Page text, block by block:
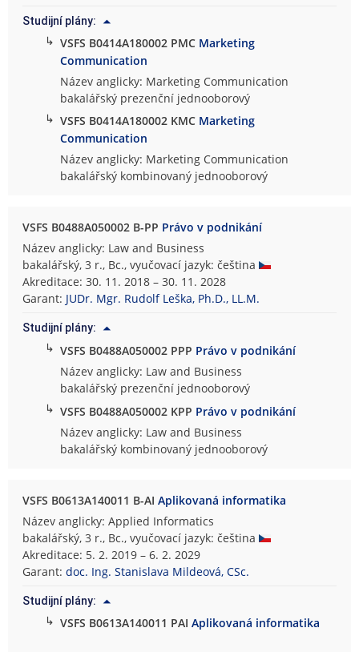
Studijní plány:
↳ VSFS B0414A180002 PMC Marketing
Communication
Název anglicky: Marketing Communication
bakalářský prezenční jednooborový
↳ VSFS B0414A180002 KMC Marketing
Communication
Název anglicky: Marketing Communication
bakalářský kombinovaný jednooborový
VSFS B0488A050002 B-PP Právo v podnikání
Název anglicky: Law and Business
bakalářský, 3 r., Bc., vyučovací jazyk: čeština
Akreditace: 30. 11. 2018 – 30. 11. 2028
Garant: JUDr. Mgr. Rudolf Leška, Ph.D., LL.M.
Studijní plány:
↳ VSFS B0488A050002 PPP Právo v podnikání
Název anglicky: Law and Business
bakalářský prezenční jednooborový
↳ VSFS B0488A050002 KPP Právo v podnikání
Název anglicky: Law and Business
bakalářský kombinovaný jednooborový
VSFS B0613A140011 B-AIAplikovaná informatika
Název anglicky: Applied Informatics
bakalářský, 3 r., Bc., vyučovací jazyk: čeština
Akreditace: 5. 2. 2019 – 6. 2. 2029
Garant:doc. Ing. Stanislava Mildeová, CSc.
Studijní plány:
↳ VSFS B0613A140011 PAIAplikovaná informatika